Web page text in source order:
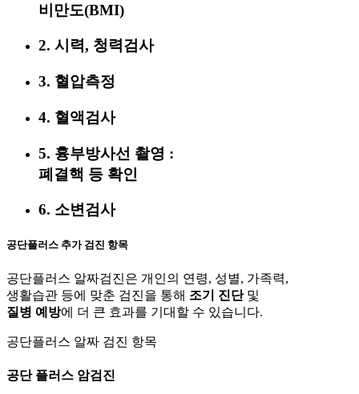
비만도(BMI)
2. 시력, 청력검사
3. 혈압측정
4. 혈액검사
5. 흉부방사선 촬영 :
폐결핵 등 확인
6. 소변검사
공단플러스 추가 검진 항목
공단플러스 알짜검진은 개인의 연령, 성별, 가족력,
생활습관 등에 맞춘 검진을 통해 조기 진단및
질병 예방에 더 큰 효과를 기대할 수 있습니다.
공단플러스 알짜 검진 항목
공단 플러스 암검진